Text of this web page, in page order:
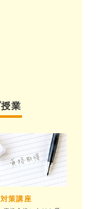
業
策講座